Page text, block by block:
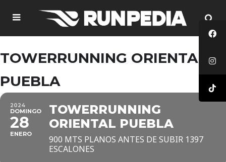
TOWERRUNNING ORIENTAL
PUEBLA
2024
DOMINGO
28
ENERO
TOWERRUNNING
ORIENTAL PUEBLA
900 MTS PLANOS ANTES DE SUBIR 1397
ESCALONES